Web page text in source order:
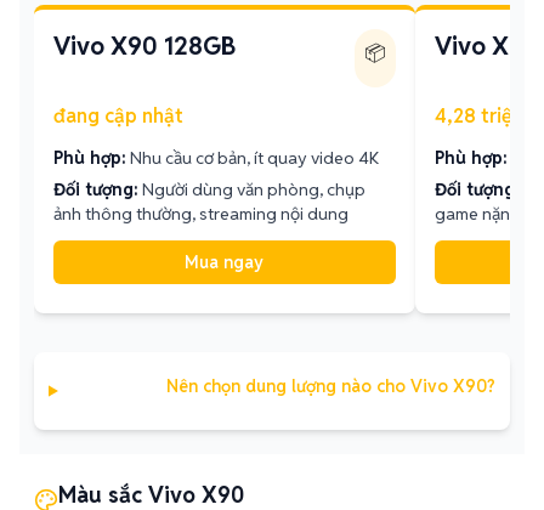
Vivo X90 128GB 📦
đang cập nhật
Phù hợp: Nhu cầu cơ bản, ít quay video 4K
Đối tượng: Người dùng văn phòng, chụp
ảnh thông thường, streaming nội dung
Mua ngay
Vivo X90
4,28 triệu -
Phù hợp:
Đối tượng:
game nặng,
Nên chọn dung lượng nào cho Vivo X90?
Màu sắc Vivo X90